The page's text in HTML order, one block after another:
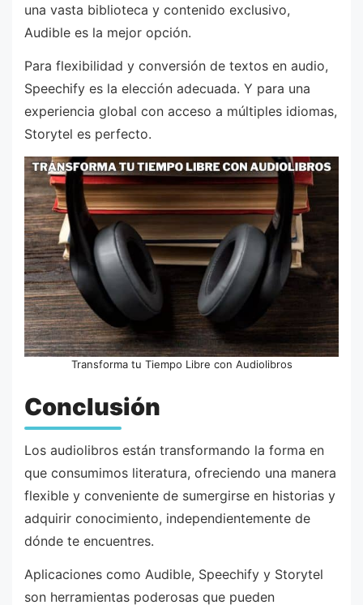
una vasta biblioteca y contenido exclusivo,
Audible es la mejor opción.
Para flexibilidad y conversión de textos en audio,
Speechify es la elección adecuada. Y para una
experiencia global con acceso a múltiples idiomas,
Storytel es perfecto.
Transforma tu Tiempo Libre con Audiolibros
Conclusión
Los audiolibros están transformando la forma en
que consumimos literatura, ofreciendo una manera
flexible y conveniente de sumergirse en historias y
adquirir conocimiento, independientemente de
dónde te encuentres.
Aplicaciones como Audible, Speechify y Storytel
son herramientas poderosas que pueden